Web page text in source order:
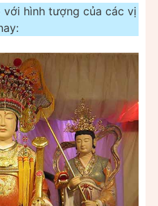
với hình tượng của các vị